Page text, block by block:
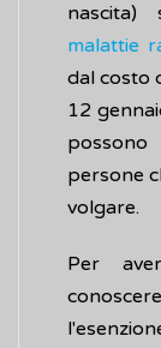
nascita)
malattie
dal costo
12
persone
volgare.
Per